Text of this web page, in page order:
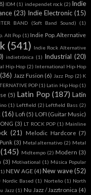
IDM (1) independet rock (2) Indie
(23) Indie Electronic (15)
BAND (Soft Band Sound) (1)
Alt Pop (1) Indie Pop. Alternative
(541) Indie Rock Alternative
indietrónica (1) Industrial (20)
Hip-Hop (2) International Hip-Hop
(36) Jazz Fusion (6) Jazz Pop (2) K
POP (1) Latin Hip Hop (1)
(5) Latin Pop (187) Latin
(1) Leftfield (2) Leftfield Bass (2)
(16) Lofi (5) LOFI (Guitar Music)
(3) LT ROCK POP (1) Mainline
(21) Melodic Hardcore (7)
(3) Metal alternativo (2) Metal
(145) Midtempo (2) Modern (3)
(3) Motivational (1) Música Popular
NEW AGE (4) New wave (52)
Nordic Based (1) Norteño (1) North
Jazz (1) Nu Jazz / Jazztronica (4)